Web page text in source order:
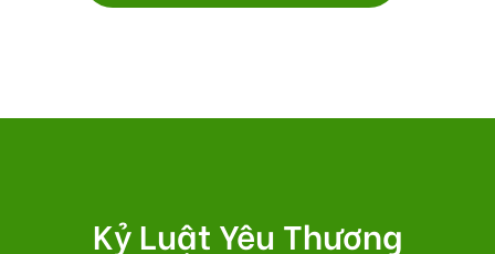
Kỷ Luật Yêu Thương